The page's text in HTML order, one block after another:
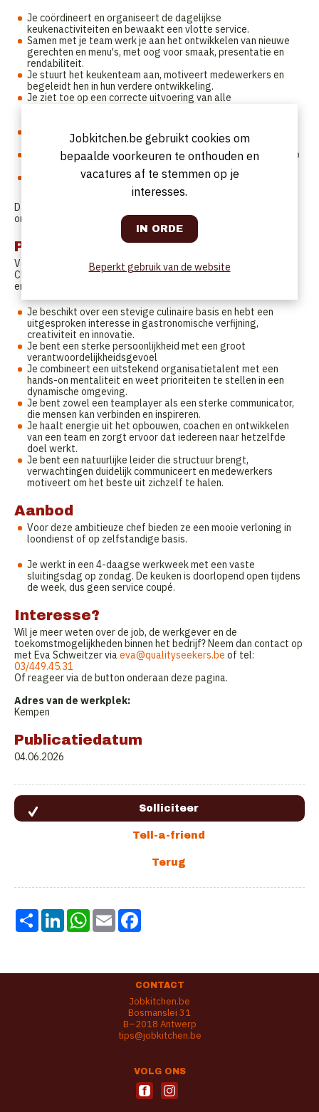
Je coördineert en organiseert de dagelijkse
keukenactiviteiten en bewaakt een vlotte service.
Samen met je team werk je aan het ontwikkelen van nieuwe
gerechten en menu's, met oog voor smaak, presentatie en
rendabiliteit.
Je stuurt het keukenteam aan, motiveert medewerkers en
begeleidt hen in hun verdere ontwikkeling.
Je ziet toe op een correcte uitvoering van alle
Je bent eindverantwoordelijk voor de kwaliteit, consistentie
en presentatie van alle gerechten.
Je volgt voorraadbeheer, verbruik en foodcost nauwgezet op
en neemt initiatieven om waste te beperken.
Je staat in voor het plaatsen van bestellingen en controleert
de kwaliteit en correctheid van leveringen.
Daarnaast draag je mee de verantwoordelijkheid voor
organisatie van de banquetingactiviteiten
Profiel
Voor deze sleutelpositie zoeken we een ambitieuze en ervaren
Chef-kok met een sterke operationele achtergrond én bewezen
ervaring in het aansturen van keukenteams.
Je beschikt over een stevige culinaire basis en hebt een
uitgesproken interesse in gastronomische verfijning,
creativiteit en innovatie.
Je bent een sterke persoonlijkheid met een groot
verantwoordelijkheidsgevoel
Je combineert een uitstekend organisatietalent met een
hands-on mentaliteit en weet prioriteiten te stellen in een
dynamische omgeving.
Je bent zowel een teamplayer als een sterke communicator,
die mensen kan verbinden en inspireren.
Je haalt energie uit het opbouwen, coachen en ontwikkelen
van een team en zorgt ervoor dat iedereen naar hetzelfde
doel werkt.
Je bent een natuurlijke leider die structuur brengt,
verwachtingen duidelijk communiceert en medewerkers
motiveert om het beste uit zichzelf te halen.
Aanbod
Voor deze ambitieuze chef bieden ze een mooie verloning in
loondienst of op zelfstandige basis.
Je werkt in een 4-daagse werkweek met een vaste
sluitingsdag op zondag. De keuken is doorlopend open tijdens
de week, dus geen service coupé.
Interesse?
Wil je meer weten over de job, de werkgever en de
toekomstmogelijkheden binnen het bedrijf? Neem dan contact op
met Eva Schweitzer viaeva@qualityseekers.be of tel:
03/449.45.31
Of reageer via de button onderaan deze pagina.
Adres van de werkplek:
Kempen
Publicatiedatum
04.06.2026
Share LinkedInWhatsApp
Email
CONTACT
Jobkitchen.be
Bosmanslei 31
B–2018 Antwerp
tips@jobkitchen.be
VOLG ONS
Jobkitchen.be gebruikt cookies om
bepaalde voorkeuren te onthouden en
vacatures af te stemmen op je
interesses.
Beperkt gebruik van de website